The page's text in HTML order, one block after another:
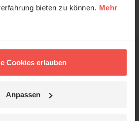
bieten zu können. Mehr
Cookies erlauben
Anpassen